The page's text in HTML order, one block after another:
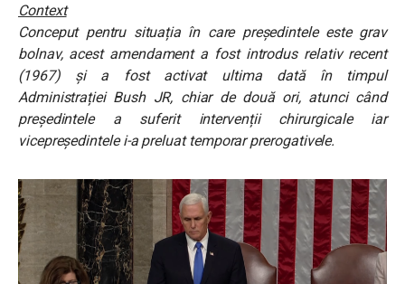
Context
Conceput pentru situația în care președintele este grav
bolnav, acest amendament a fost introdus relativ recent
(1967) și a fost activat ultima dată în timpul
Administrației Bush JR, chiar de două ori, atunci când
președintele a suferit intervenții chirurgicale iar
vicepreședintele i-a preluat temporar prerogativele.